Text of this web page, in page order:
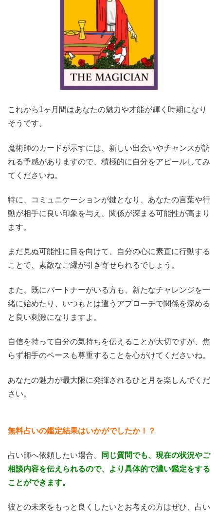
これから1ヶ月間はあなたの魅力や才能が輝く時期になり
そうです。
魔術師のカードが示すには、新しい出会いやチャンスが訪
れる予感がありますので、積極的に自分をアピールしてみ
てくださいね。
特に、コミュニケーションが鍵となり、あなたの言葉や行
動が相手に良い印象を与え、関係が深まる可能性が高まり
ます。
まだ見ぬ可能性に目を向けて、自分の心に素直に行動する
ことで、素敵なご縁が引き寄せられるでしょう。
また、既にパートナーがいる方も、新たなチャレンジを一
緒に始めたり、いつもとは違うアプローチで関係を深める
と良い刺激になりますよ。
自信を持って自分の気持ちを伝えることが大切ですが、焦
らず相手のペースも尊重することを心がけてくださいね。
あなたの魅力が最大限に発揮されるひと月を楽しんでくだ
さい。
無料占いの鑑定結果はいかがでしたか！？
占い師へ依頼したい場合、
同じ質問でも、現在の状況やご
相談内容を伝えられるので、より具体的で濃い鑑定をする
ことができます。
彼との未来をもっと良くしたいとお考えの方はぜひ、占い